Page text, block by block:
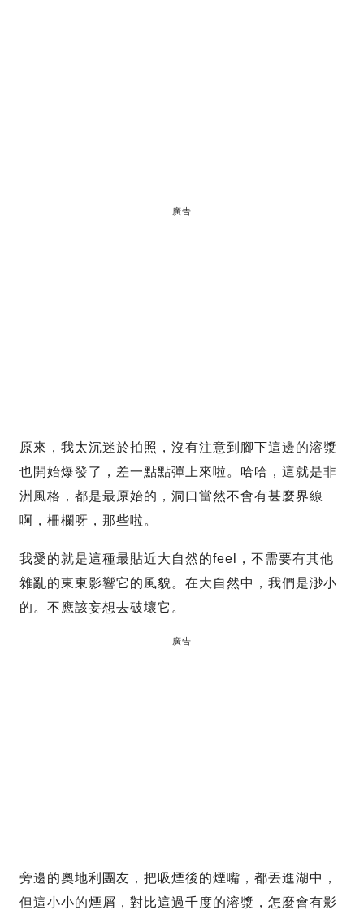
廣告
原來，我太沉迷於拍照，沒有注意到腳下這邊的溶漿
也開始爆發了，差一點點彈上來啦。哈哈，這就是非
洲風格，都是最原始的，洞口當然不會有甚麼界線
啊，柵欄呀，那些啦。
我愛的就是這種最貼近大自然的feel，不需要有其他
雜亂的東東影響它的風貌。在大自然中，我們是渺小
的。不應該妄想去破壞它。
廣告
旁邊的奧地利團友，把吸煙後的煙嘴，都丟進湖中，
但這小小的煙屑，對比這過千度的溶漿，怎麼會有影